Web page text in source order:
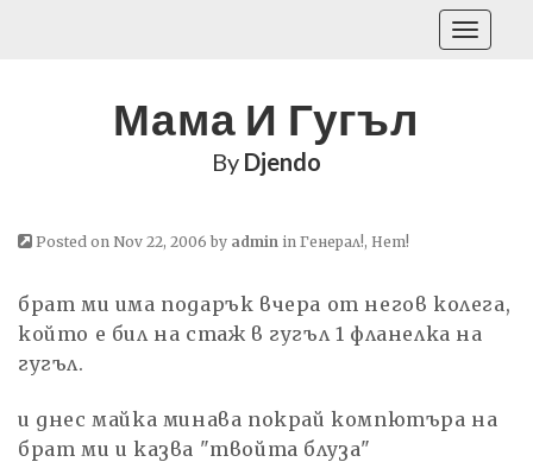
Toggle
Мама И Гугъл
By Djendo
Posted on Nov 22, 2006 by admin in Генерал!, Нет!
брат ми има подарък вчера от негов колега,
който е бил на стаж в гугъл 1 фланелка на
гугъл.
и днес майка минава покрай компютъра на
брат ми и казва "твойта блуза"